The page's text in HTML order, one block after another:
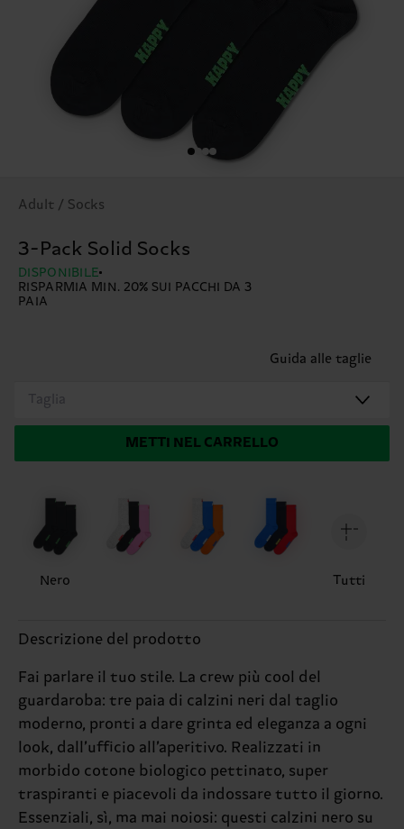
Adult / Socks
3-Pack Solid Socks
DISPONIBILE
RISPARMIA MIN. 20% SUI PACCHI DA 3
PAIA
Guida alle taglie
Taglia
METTI NEL CARRELLO
Nero Tutti
Descrizione del prodotto
Fai parlare il tuo stile. La crew più cool del
guardaroba: tre paia di calzini neri dal taglio
moderno, pronti a dare grinta ed eleganza a ogni
look, dall’ufficio all’aperitivo. Realizzati in
morbido cotone biologico pettinato, super
traspiranti e piacevoli da indossare tutto il giorno.
Essenziali, sì, ma mai noiosi: questi calzini nero su